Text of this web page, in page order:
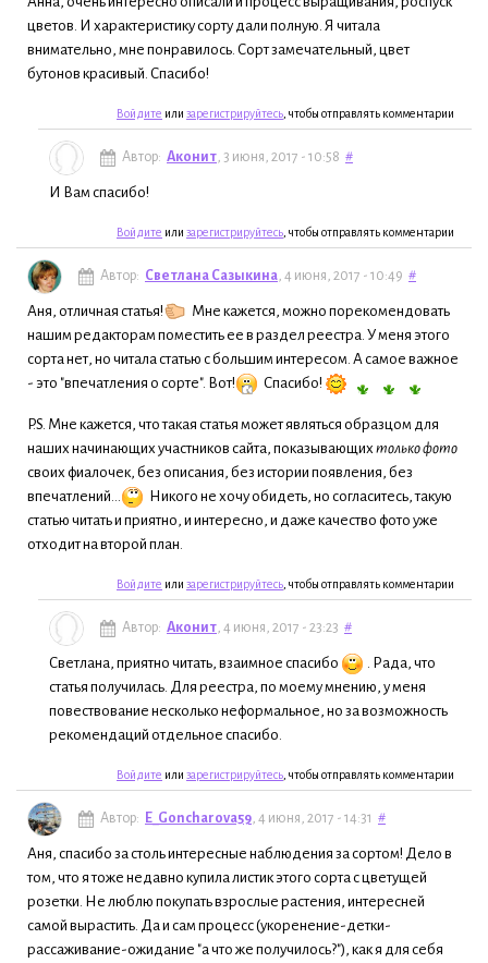
цветов. И характеристику сорту дали полную. Я читала
внимательно, мне понравилось. Сорт замечательный, цвет
бутонов красивый. Спасибо!
Войдите или зарегистрируйтесь , чтобы отправлять комментарии
Автор: Аконит, 3 июня, 2017 - 10:58 #
И Вам спасибо!
Войдите или зарегистрируйтесь , чтобы отправлять комментарии
Автор: Светлана Сазыкина, 4 июня, 2017 - 10:49 #
Аня, отличная статья!
Мне кажется, можно порекомендовать
нашим редакторам поместить ее в раздел реестра. У меня этого
сорта нет, но читала статью с большим интересом. А самое важное
- это "впечатления о сорте". Вот!
Спасибо!
P.S. Мне кажется, что такая статья может являться образцом для
наших начинающих участников сайта, показывающих только фото
своих фиалочек, без описания, без истории появления, без
впечатлений...
Никого не хочу обидеть, но согласитесь, такую
статью читать и приятно, и интересно, и даже качество фото уже
отходит на второй план.
Войдите или зарегистрируйтесь , чтобы отправлять комментарии
Автор: Аконит, 4 июня, 2017 - 23:23 #
Светлана, приятно читать, взаимное спасибо
. Рада, что
статья получилась. Для реестра, по моему мнению, у меня
повествование несколько неформальное, но за возможность
рекомендаций отдельное спасибо.
Войдите или зарегистрируйтесь , чтобы отправлять комментарии
Автор: E_Goncharova59, 4 июня, 2017 - 14:31 #
Аня, спасибо за столь интересные наблюдения за сортом! Дело в
том, что я тоже недавно купила листик этого сорта с цветущей
розетки. Не люблю покупать взрослые растения, интересней
самой вырастить. Да и сам процесс (укоренение-детки-
рассаживание-ожидание "а что же получилось?"), как я для себя